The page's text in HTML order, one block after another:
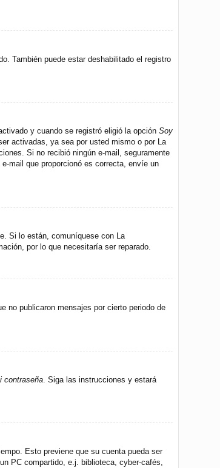
También puede estar deshabilitado el registro
y cuando se registró eligió la opción Soy
activadas, ya sea por usted mismo o por La
Si no recibió ningún e-mail, seguramente
mail que proporcionó es correcta, envíe un
Si lo están, comuníquese con La
por lo que necesitaría ser reparado.
no publicaron mensajes por cierto periodo de
contraseña. Siga las instrucciones y estará
Esto previene que su cuenta pueda ser
PC compartido, e.j. biblioteca, cyber-cafés,